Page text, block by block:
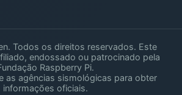
Todos os direitos reservados. Este
endossado ou patrocinado pela
Raspberry Pi.
as agências sismológicas para obter
informações oficiais.